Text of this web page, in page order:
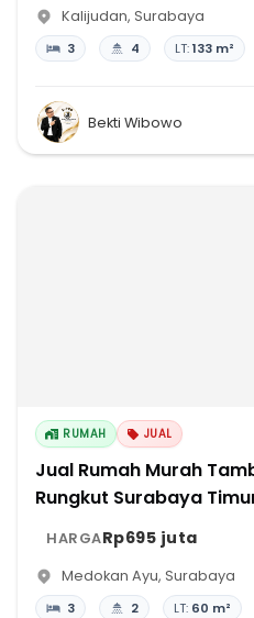
Kalijudan, Surabaya
3 4 LT:133 m²
Bekti Wibowo
RUMAH JUAL
Jual Rumah Murah
Rungkut Surabaya
HARGARp695 juta
Medokan Ayu, Surabaya
3 2 LT: 60 m²